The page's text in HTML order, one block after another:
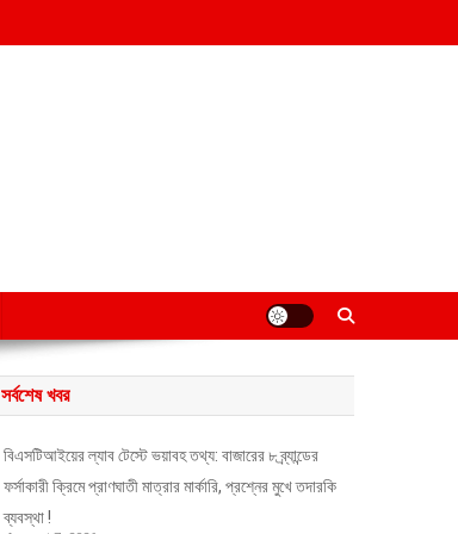
সর্বশেষ খবর
বিএসটিআইয়ের ল্যাব টেস্টে ভয়াবহ তথ্য: বাজারের ৮ ব্র্যান্ডের
ফর্সাকারী ক্রিমে প্রাণঘাতী মাত্রার মার্কারি, প্রশ্নের মুখে তদারকি
ব্যবস্থা !